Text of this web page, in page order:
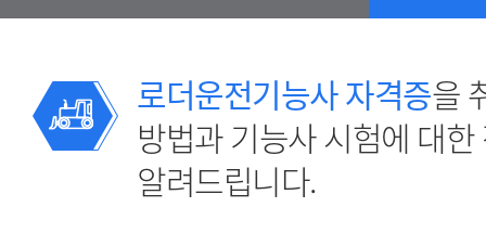
로더운전기능사 자격증을
방법과 기능사 시험에 대한
알려드립니다.